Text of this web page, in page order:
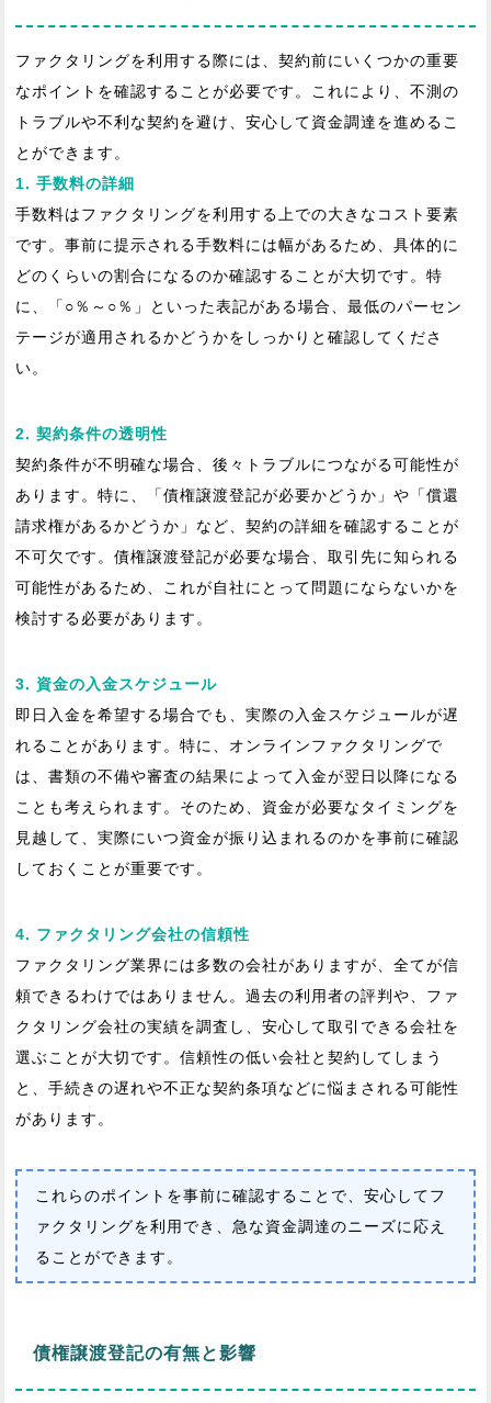
ファクタリングを利用する際には、契約前にいくつかの重要
なポイントを確認することが必要です。これにより、不測の
トラブルや不利な契約を避け、安心して資金調達を進めるこ
とができます。
1. 手数料の詳細
手数料はファクタリングを利用する上での大きなコスト要素
です。事前に提示される手数料には幅があるため、具体的に
どのくらいの割合になるのか確認することが大切です。特
に、「○％～○％」といった表記がある場合、最低のパーセン
テージが適用されるかどうかをしっかりと確認してくださ
い。
2. 契約条件の透明性
契約条件が不明確な場合、後々トラブルにつながる可能性が
あります。特に、「債権譲渡登記が必要かどうか」や「償還
請求権があるかどうか」など、契約の詳細を確認することが
不可欠です。債権譲渡登記が必要な場合、取引先に知られる
可能性があるため、これが自社にとって問題にならないかを
検討する必要があります。
3. 資金の入金スケジュール
即日入金を希望する場合でも、実際の入金スケジュールが遅
れることがあります。特に、オンラインファクタリングで
は、書類の不備や審査の結果によって入金が翌日以降になる
ことも考えられます。そのため、資金が必要なタイミングを
見越して、実際にいつ資金が振り込まれるのかを事前に確認
しておくことが重要です。
4. ファクタリング会社の信頼性
ファクタリング業界には多数の会社がありますが、全てが信
頼できるわけではありません。過去の利用者の評判や、ファ
クタリング会社の実績を調査し、安心して取引できる会社を
選ぶことが大切です。信頼性の低い会社と契約してしまう
と、手続きの遅れや不正な契約条項などに悩まされる可能性
があります。
これらのポイントを事前に確認することで、安心してフ
ァクタリングを利用でき、急な資金調達のニーズに応え
ることができます。
債権譲渡登記の有無と影響